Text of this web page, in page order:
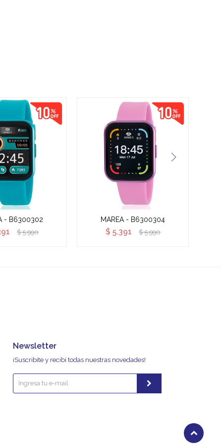
- B6300302
$ 5.990
MAREA - B6300304
$ 5.391 $ 5.990
Newsletter
¡Suscribite y recibí todas nuestras novedades!